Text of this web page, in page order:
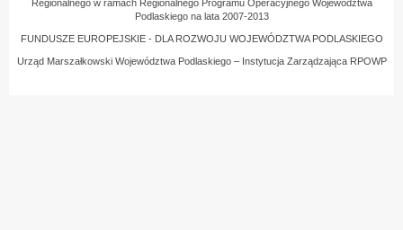
Regionalnego w ramach Regionalnego Programu Operacyjnego Województwa
Podlaskiego na lata 2007-2013
FUNDUSZE EUROPEJSKIE - DLA ROZWOJU WOJEWÓDZTWA PODLASKIEGO
Urząd Marszałkowski Województwa Podlaskiego – Instytucja Zarządzająca RPOWP